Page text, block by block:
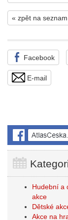
« zpět na
Facebook
E-mail
Hudební a
akce
Dětské
Akce na